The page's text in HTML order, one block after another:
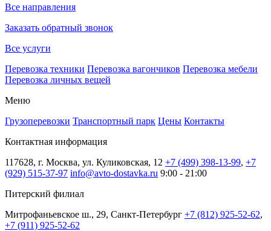
Все направления
Заказать обратный звонок
Все услуги
Перевозка техники Перевозка вагончиков Перевозка мебели
Перевозка личных вещей
Меню
Грузоперевозки Транспортный парк Цены Контакты
Контактная информация
117628, г. Москва, ул. Куликовская, 12 +7 (499) 398-13-99, +7
(929) 515-37-97 info@avto-dostavka.ru 9:00 - 21:00
Питерский филиал
Митрофаньевское ш., 29, Санкт-Петербург +7 (812) 925-52-62,
+7 (911) 925-52-62